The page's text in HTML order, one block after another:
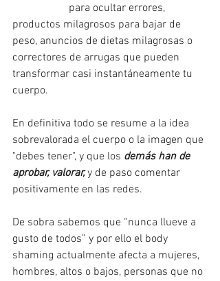
para ocultar errores,
productos milagrosos para bajar de
peso, anuncios de dietas milagrosas o
correctores de arrugas que pueden
transformar casi instantáneamente tu
cuerpo.
En definitiva todo se resume a la idea
sobrevalorada el cuerpo o la imagen que
"debes tener", y que los demás han de
aprobar, valorar, y de paso comentar
positivamente en las redes.
De sobra sabemos que “nunca llueve a
gusto de todos” y por ello el body
shaming actualmente afecta a mujeres,
hombres, altos o bajos, personas que no